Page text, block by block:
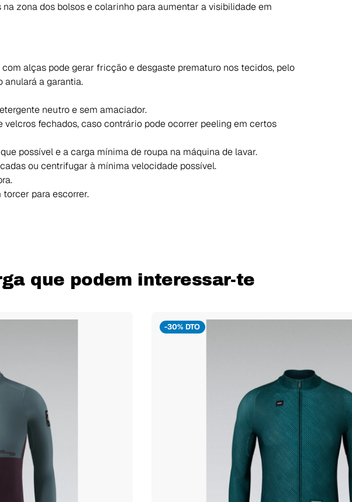
zona dos bolsos e colarinho para aumentar a visibilidade em
alças pode gerar fricção e desgaste prematuro nos tecidos, pelo
anulará a garantia.
neutro e sem amaciador.
velcros fechados, caso contrário pode ocorrer peeling em certos
possível e a carga mínima de roupa na máquina de lavar.
ou centrifugar à mínima velocidade possível.
torcer para escorrer.
que podem interessar-te
-30% DTO